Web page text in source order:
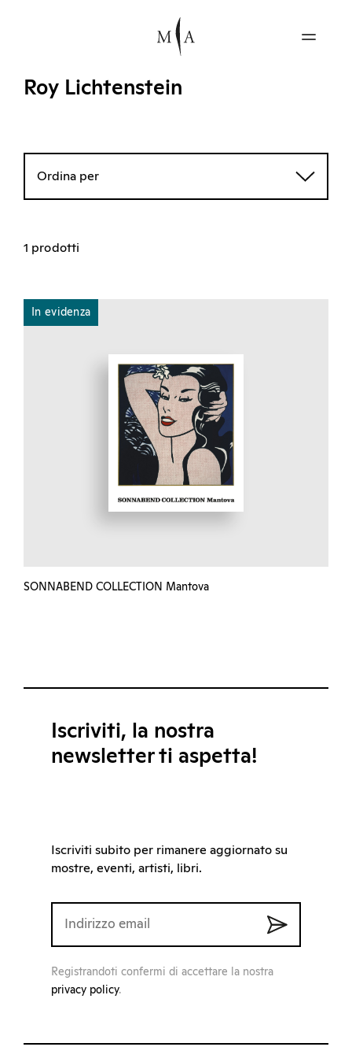
Roy Lichtenstein
Ordina per
1 prodotti
In evidenza
SONNABEND COLLECTION Mantova
Iscriviti, la nostra
newsletter ti aspetta!
Iscriviti subito per rimanere aggiornato su
mostre, eventi, artisti, libri.
Registrandoti confermi di accettare la nostra
privacy policy.